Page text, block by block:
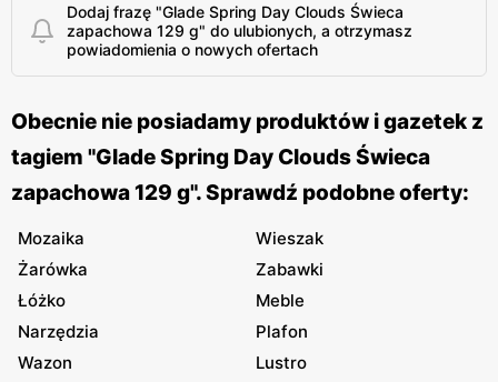
Dodaj frazę "Glade Spring Day Clouds Świeca
zapachowa 129 g" do ulubionych, a otrzymasz
powiadomienia o nowych ofertach
Obecnie nie posiadamy produktów i gazetek z
tagiem "Glade Spring Day Clouds Świeca
zapachowa 129 g". Sprawdź podobne oferty:
Mozaika
Wieszak
Żarówka
Zabawki
Łóżko
Meble
Narzędzia
Plafon
Wazon
Lustro